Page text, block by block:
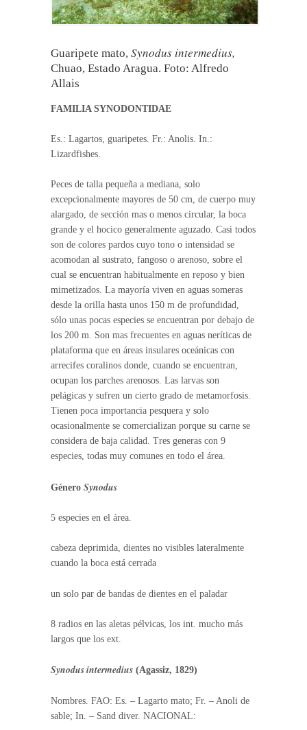
Guaripete mato, Synodus intermedius,
Chuao, Estado Aragua. Foto: Alfredo
Allais
FAMILIA SYNODONTIDAE
Es.: Lagartos, guaripetes. Fr.: Anolis. In.:
Lizardfishes.
Peces de talla pequeña a mediana, solo
excepcionalmente mayores de 50 cm, de cuerpo muy
alargado, de sección mas o menos circular, la boca
grande y el hocico generalmente aguzado. Casi todos
son de colores pardos cuyo tono o intensidad se
acomodan al sustrato, fangoso o arenoso, sobre el
cual se encuentran habitualmente en reposo y bien
mimetizados. La mayoría viven en aguas someras
desde la orilla hasta unos 150 m de profundidad,
sólo unas pocas especies se encuentran por debajo de
los 200 m. Son mas frecuentes en aguas neríticas de
plataforma que en áreas insulares oceánicas con
arrecifes coralinos donde, cuando se encuentran,
ocupan los parches arenosos. Las larvas son
pelágicas y sufren un cierto grado de metamorfosis.
Tienen poca importancia pesquera y solo
ocasionalmente se comercializan porque su carne se
considera de baja calidad. Tres generas con 9
especies, todas muy comunes en todo el área.
Género Synodus
5 especies en el área.
cabeza deprimida, dientes no visibles lateralmente
cuando la boca está cerrada
un solo par de bandas de dientes en el paladar
8 radios en las aletas pélvicas, los int. mucho más
largos que los ext.
Synodus intermedius (Agassiz, 1829)
Nombres. FAO: Es. – Lagarto mato; Fr. – Anoli de
sable; In. – Sand diver. NACIONAL: